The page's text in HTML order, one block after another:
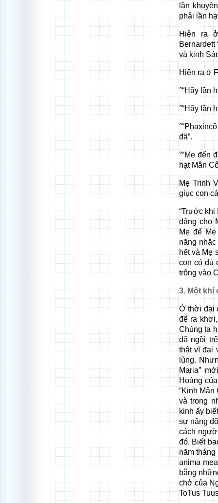
lần
phải lần
Hiện ra
và kinh
Hiện ra ở
°“Hãy lần
°“Hãy lần
đã”.
°“Mẹ đến
hạt Mân
Mẹ Trinh
giục con
“Trước khi
dâng cho
Mẹ để
năng
hết và Mẹ
con có đủ
trông vào
3. Một khí
Ở thời đại
để ra
Chúng ta
đã ngồi
thật vĩ đại
lùng.
Maria”
Hoàng
“Kinh
và trong
kinh ấy
sự nâng
cách
đó. Biết
năm
anima
bằng
chở của
ToTus